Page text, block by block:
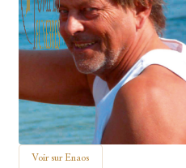
Voir sur Enaos